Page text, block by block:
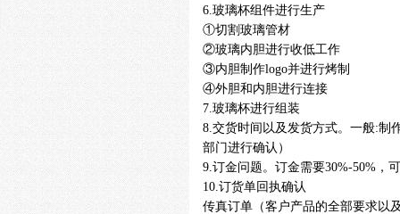
6.玻璃杯组件进行生产
①切割玻璃管材
②玻璃内胆进行收低工作
③内胆制作logo并进行烤制
④外胆和内胆进行连接
7.玻璃杯进行组装
8.交货时间以及发货方式。一般:制
部门进行确认）
9.订金问题。订金需要30%-50%，
10.订货单回执确认
传真订单（客户产品的全部要求以